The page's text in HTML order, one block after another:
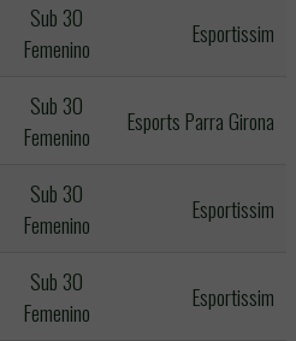
Sub 30
Femenino
Esportissim
Sub 30
Femenino
Esports Parra Girona
Sub 30
Femenino
Esportissim
Sub 30
Femenino
Esportissim